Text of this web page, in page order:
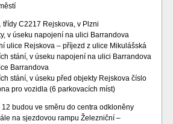
třídy C2217 Rejskova, v Plzni
v úseku napojení na ulici Barrandova
ulice Rejskova – příjezd z ulice Mikulášská
stání, v úseku napojení na ulici Barrandova
Barrandova
stání, v úseku před objekty Rejskova číslo
pro vozidla (6 parkovacích míst)
budou ve směru do centra odkloněny
na sjezdovou rampu Železniční –